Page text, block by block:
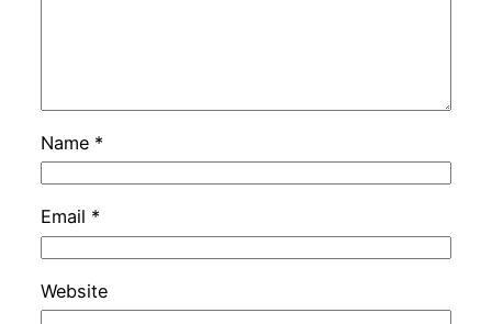
Name *
Email *
Website